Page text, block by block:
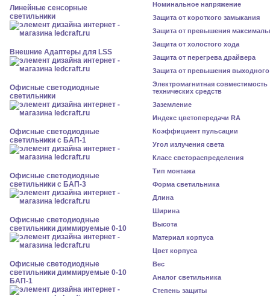
Линейные сенсорные
светильники
Внешние Адаптеры для LSS
Офисные светодиодные
светильники
Офисные светодиодные
светильники с БАП-1
Офисные светодиодные
светильники с БАП-3
Офисные светодиодные
светильники диммируемые 0-10
Офисные светодиодные
светильники диммируемые 0-10
БАП-1
Номинальное напряжение
Защита от короткого замыкания
Защита от превышения
Защита от холостого хода
Защита от перегрева драйвера
Защита от превышения
Электромагнитная совместимость
технических средств
Заземление
Индекс цветопередачи RA
Коэффициент пульсации
Угол излучения света
Класс светораспределения
Тип монтажа
Форма светильника
Длина
Ширина
Высота
Материал корпуса
Цвет корпуса
Вес
Аналог светильника
Степень защиты